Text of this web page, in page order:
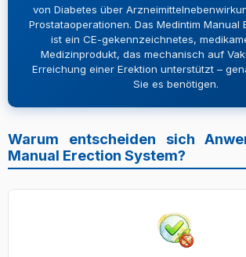
von Diabetes über
Prostataoperationen. Das Medintim Manual
ist ein CE-gekennzeichnetes,
Medizinprodukt, das mechanisch auf
Erreichung einer Erektion unterstützt –
Sie es benötigen.
Warum entscheiden sich
Manual Erection System?